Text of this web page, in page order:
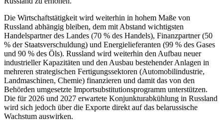
Die Wirtschaftstätigkeit wird weiterhin in hohem Maße von
Russland abhängig bleiben, dem mit Abstand wichtigsten
Handelspartner des Landes (70 % des Handels), Finanzpartner (50
% der Staatsverschuldung) und Energielieferanten (99 % des Gases
und 90 % des Öls). Russland wird weiterhin den Aufbau neuer
industrieller Kapazitäten und den Ausbau bestehender Anlagen in
mehreren strategischen Fertigungssektoren (Automobilindustrie,
Landmaschinen, Chemie) finanzieren und damit das von den
Behörden umgesetzte Importsubstitutionsprogramm unterstützen.
Die für 2026 und 2027 erwartete Konjunkturabkühlung in Russland
wird sich jedoch über die Exporte direkt auf das belarussische
Wachstum auswirken.